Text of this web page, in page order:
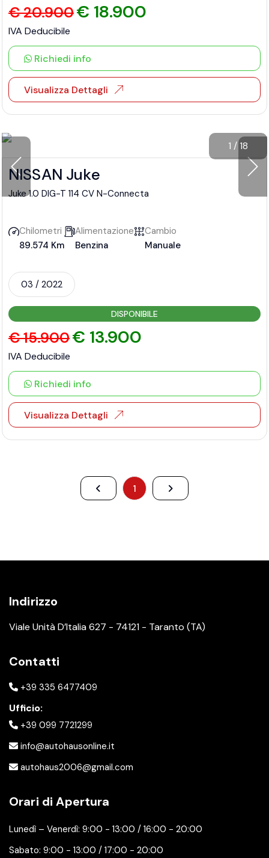
€ 20.900€ 18.900
IVA Deducibile
Richiedi info
Visualizza Dettagli
1 /18
NISSAN Juke
Juke 1.0 DIG-T 114 CV N-Connecta
Chilometri
89.574 Km
Alimentazione
Benzina
Cambio
Manuale
03 / 2022
DISPONIBILE
€ 15.900€ 13.900
IVA Deducibile
Richiedi info
Visualizza Dettagli
1
Indirizzo
Viale Unità D’Italia 627 - 74121 - Taranto (TA)
Contatti
+39 335 6477409
Ufficio:
+39 099 7721299
info@autohausonline.it
autohaus2006@gmail.com
Orari di Apertura
Lunedì – Venerdì: 9:00 - 13:00 / 16:00 - 20:00
Sabato: 9:00 - 13:00 / 17:00 - 20:00